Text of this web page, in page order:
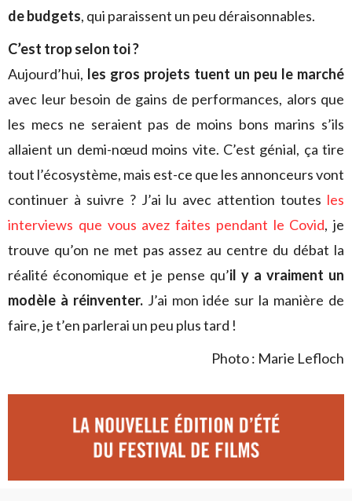
de budgets, qui paraissent un peu déraisonnables.
C’est trop selon toi ?
Aujourd’hui, les gros projets tuent un peu le marché
avec leur besoin de gains de performances, alors que
les mecs ne seraient pas de moins bons marins s’ils
allaient un demi-nœud moins vite. C’est génial, ça tire
tout l’écosystème, mais est-ce que les annonceurs vont
continuer à suivre ? J’ai lu avec attention toutes les
interviews que vous avez faites pendant le Covid, je
trouve qu’on ne met pas assez au centre du débat la
réalité économique et je pense qu’il y a vraiment un
modèle à réinventer.J’ai mon idée sur la manière de
faire, je t’en parlerai un peu plus tard !
Photo : Marie Lefloch